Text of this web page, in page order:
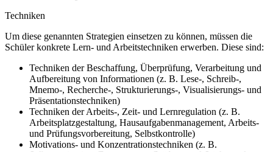
Techniken
Um diese genannten Strategien einsetzen zu können, müssen die
Schüler konkrete Lern- und Arbeitstechniken erwerben. Diese sind:
Techniken der Beschaffung, Überprüfung, Verarbeitung und
Aufbereitung von Informationen (z. B. Lese-, Schreib-,
Mnemo-, Recherche-, Strukturierungs-, Visualisierungs- und
Präsentationstechniken)
Techniken der Arbeits-, Zeit- und Lernregulation (z. B.
Arbeitsplatzgestaltung, Hausaufgabenmanagement, Arbeits-
und Prüfungsvorbereitung, Selbstkontrolle)
Motivations- und Konzentrationstechniken (z. B.